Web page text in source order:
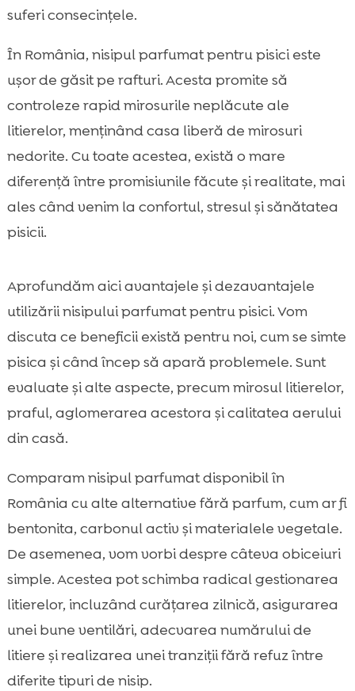
Avantaje percepute ale nisipului parfumat
în locuință
avantajele și dezavantajele nisipului
Dezavantaje posibile: sensibilități și stres la
pisici
Impact asupra căilor respiratorii și
alergenilor din casă

Parfum vs. praf: cum alegem un nisip cu
dispersie redusă
Puterea de aglomerare și curățarea zilnică
Cum influențează nisipul parfumat
acceptarea litierei la pui și la pisici adulte

Cazuri în care nisipul parfumat poate fi o
alegere bună
 Cazuri în care recomandăm să evităm
nisipul parfumat
creăm refuzul litierei
 Purrfect Life: nisip natural, pe bază de
bentonită, cu control excelent al mirosului
Rolul alimentației în mirosul litierei:
CricksyCat, Jasper și Bill
Cum alegem corect în funcție de pisica
noastră și de stilul nostru de viață
Concluzie
FAQ
suferi consecințele.
În România, nisipul parfumat pentru pisici este
ușor de găsit pe rafturi. Acesta promite să
controleze rapid mirosurile neplăcute ale
litierelor, menținând casa liberă de mirosuri
nedorite. Cu toate acestea, există o mare
diferență între promisiunile făcute și realitate, mai
ales când venim la confortul, stresul și sănătatea
pisicii.
Aprofundăm aici avantajele și dezavantajele
utilizării nisipului parfumat pentru pisici. Vom
discuta ce beneficii există pentru noi, cum se simte
pisica și când încep să apară problemele. Sunt
evaluate și alte aspecte, precum mirosul litierelor,
praful, aglomerarea acestora și calitatea aerului
din casă.
Comparam nisipul parfumat disponibil în
România cu alte alternative fără parfum, cum ar fi
bentonita, carbonul activ și materialele vegetale.
De asemenea, vom vorbi despre câteva obiceiuri
simple. Acestea pot schimba radical gestionarea
litierelor, incluzând curățarea zilnică, asigurarea
unei bune ventilări, adecvarea numărului de
litiere și realizarea unei tranziții fără refuz între
diferite tipuri de nisip.